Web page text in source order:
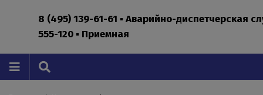
8 (495) 139-61-61 ▪ Аварийно-диспетчерская
555-120 ▪ Приемная